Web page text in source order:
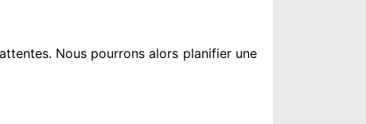
. Nous pourrons alors planifierune